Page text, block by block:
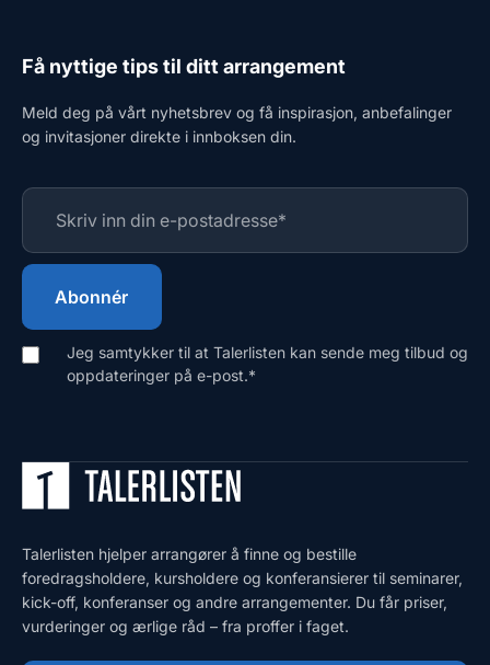
Få nyttige tips til ditt arrangement
Meld deg på vårt nyhetsbrev og få inspirasjon, anbefalinger
og invitasjoner direkte i innboksen din.
Jeg samtykker til at Talerlisten kan sende meg tilbud og
oppdateringer på e-post.*
Talerlisten hjelper arrangører å finne og bestille
foredragsholdere, kursholdere og konferansierer til seminarer,
kick-off, konferanser og andre arrangementer. Du får priser,
vurderinger og ærlige råd – fra proffer i faget.